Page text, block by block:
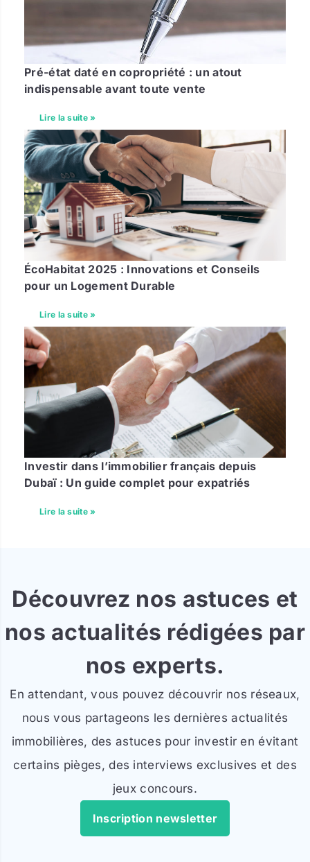
Pré-état daté en copropriété : un atout
indispensable avant toute vente
Lire la suite »
ÉcoHabitat 2025 : Innovations et Conseils
pour un Logement Durable
Lire la suite »
Investir dans l’immobilier français depuis
Dubaï : Un guide complet pour expatriés
Lire la suite »
Découvrez nos astuces et
nos actualités rédigées par
nos experts.
En attendant, vous pouvez découvrir nos réseaux,
nous vous partageons les dernières actualités
immobilières, des astuces pour investir en évitant
certains pièges, des interviews exclusives et des
jeux concours.
Inscription newsletter